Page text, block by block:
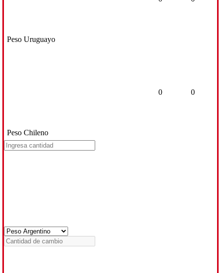
Peso Uruguayo
Peso Chileno
0 0